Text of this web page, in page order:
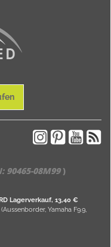
90465-08M99)
Lagerverkauf, 13,40 €
Yamaha F9.9,